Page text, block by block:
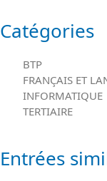
Catégories
BTP
FRANÇAIS ET
INFORMATIQUE
TERTIAIRE
Entrées